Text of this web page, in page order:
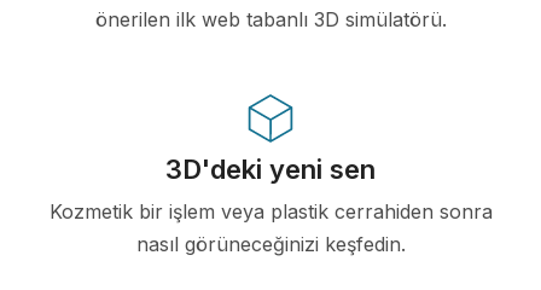
önerilen ilk web tabanlı 3D simülatörü.
3D'deki yeni sen
Kozmetik bir işlem veya plastik cerrahiden sonra
nasıl görüneceğinizi keşfedin.